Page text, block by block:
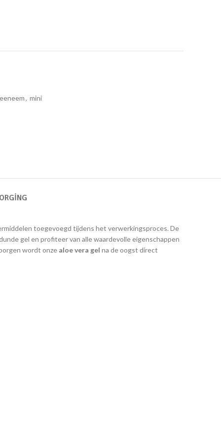
, mini
toegevoegd tijdens het verwerkingsproces. De
gel en profiteer van alle waardevolle eigenschappen
wordt onze aloe vera gel na de oogst direct